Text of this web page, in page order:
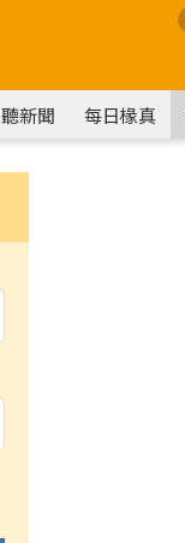
聽新聞 每日椽真